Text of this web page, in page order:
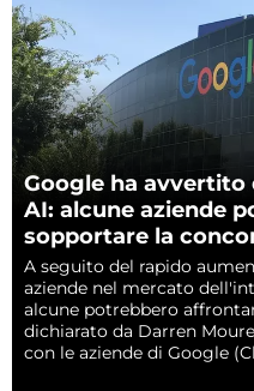
Google ha
AI: alcune aziende
sopportare la
A seguito del rapido
aziende nel mercato
alcune potrebbero
dichiarato da Darren
con le aziende di Google